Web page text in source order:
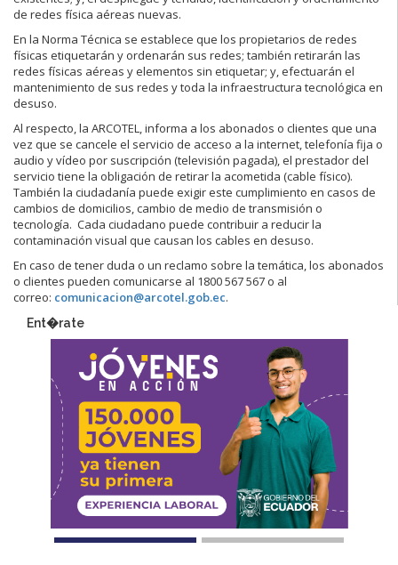
de redes física aéreas nuevas.
En la Norma Técnica se establece que los propietarios de redes
físicas etiquetarán y ordenarán sus redes; también retirarán las
redes físicas aéreas y elementos sin etiquetar; y, efectuarán el
mantenimiento de sus redes y toda la infraestructura tecnológica en
desuso.
Al respecto, la ARCOTEL, informa a los abonados o clientes que una
vez que se cancele el servicio de acceso a la internet, telefonía fija o
audio y vídeo por suscripción (televisión pagada), el prestador del
servicio tiene la obligación de retirar la acometida (cable físico).
También la ciudadanía puede exigir este cumplimiento en casos de
cambios de domicilios, cambio de medio de transmisión o
tecnología. Cada ciudadano puede contribuir a reducir la
contaminación visual que causan los cables en desuso.
En caso de tener duda o un reclamo sobre la temática, los abonados
o clientes pueden comunicarse al 1800 567 567 o al
correo: comunicacion@arcotel.gob.ec.
Ent�rate